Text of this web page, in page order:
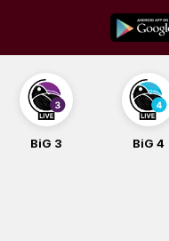
content
BiG 3 BiG 4